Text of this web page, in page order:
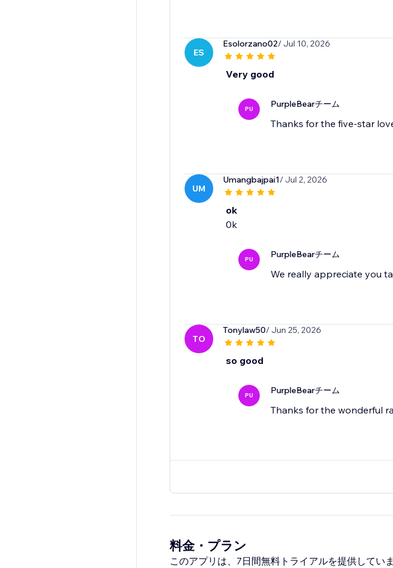
ES
Esolorzano02/ Jul 10, 2026
Very good
PU PurpleBearチーム
Thanks for the five-star
UM
Umangbajpai1/ Jul 2, 2026
ok
0k
PU PurpleBearチーム
We really appreciate you
TO
Tonylaw50/ Jun 25, 2026
so good
PU PurpleBearチーム
Thanks for the wonderful
料金・プラン
このアプリは、7日間無料トライアルを提供してい